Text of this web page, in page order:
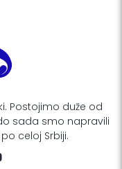
Postojimo duže od
sada smo napravili
celoj Srbiji.